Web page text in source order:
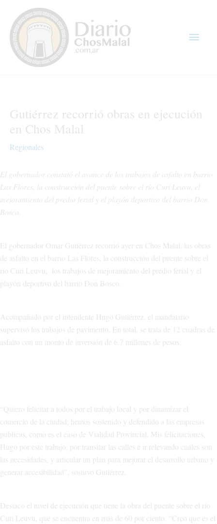
contenido
Gutiérrez recorrió obras en ejecución
en Chos Malal
Regionales
El gobernador constató el avance de los trabajos de asfalto en barrio
Las Flores, la construcción del puente sobre el río Curi Leuvu, el
mejoramiento del predio ferial y el playón deportivo del barrio Don
Bosco.
El gobernador Omar Gutiérrez recorrió ayer en Chos Malal, las obras
de asfalto en el barrio Las Flores, la construcción del puente sobre el
río Curi Leuvu, los trabajos de mejoramiento del predio ferial y el
playón deportivo del barrio Don Bosco.
Acompañado por el intendente Hugo Gutiérrez, el mandatario
supervisó los trabajos de pavimento. En total, se trata de 12 cuadras de
asfalto con un monto de inversión de 6.7 millones de pesos.
“Quiero felicitar a todos por el trabajo local y por dinamizar el
comercio de la ciudad; hemos sostenido y defendido a las empresas
públicas, como es el caso de Vialidad Provincial. Mis felicitaciones,
Hugo por este trabajo; por transitar las calles e ir relevando cuáles son
las necesidades, y articular un plan para mejorar el desarrollo urbano y
generar accesibilidad”, sostuvo Gutiérrez.
Destacó el nivel de ejecución que tiene la obra del puente sobre el río
Curi Leuvu, que se encuentra en más de 60 por ciento. “Creo que es el